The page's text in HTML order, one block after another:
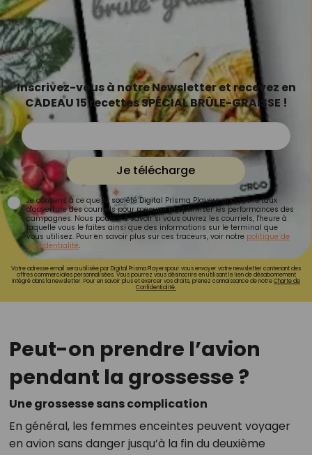
Inscrivez-vous à notre Newsletter et recevez en
CADEAU 15 recettes SPÉCIAL BRÛLE-GRAISSE !
Je télécharge
Je consens à ce que la société Digital Prisma Players analyse le taux
d'ouverture des courriels pour mesurer et optimiser les performances des
campagnes. Nous pourrons savoir si vous ouvrez les courriels, l'heure à
laquelle vous le faites ainsi que des informations sur le terminal que
vous utilisez. Pour en savoir plus sur ces traceurs, voir notre politique de
confidentialité.
Votre adresse email sera utilisée par Digital Prisma Playerspour vous envoyer votre newsletter contenant des
offres commerciales personnalisées. Vous pourrez vous désinscrire en utilisant le lien de désabonnement
intégré dans la newsletter. Pour en savoir plus et exercer vos droits, prenez connaissance de notreCharte de
Confidentialité.
Peut-on prendre l’avion
pendant la grossesse ?
Une grossesse sans complication
En général, les femmes enceintes peuvent voyager
en avion sans danger jusqu’à la fin du deuxième